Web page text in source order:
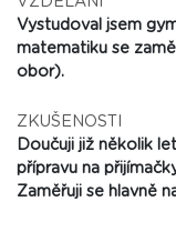
Vystudoval jsem
matematiku se
obor).
ZKUŠENOSTI
Doučuji již několik
přípravu na
Zaměřuji se hlavně